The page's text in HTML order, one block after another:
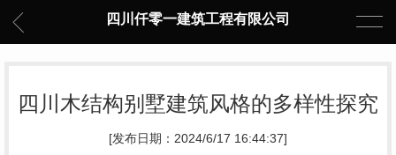
四川仟零一建筑工程有限公司
四川木结构别墅建筑风格的多样性探究
[发布日期：2024/6/17 16:44:37]